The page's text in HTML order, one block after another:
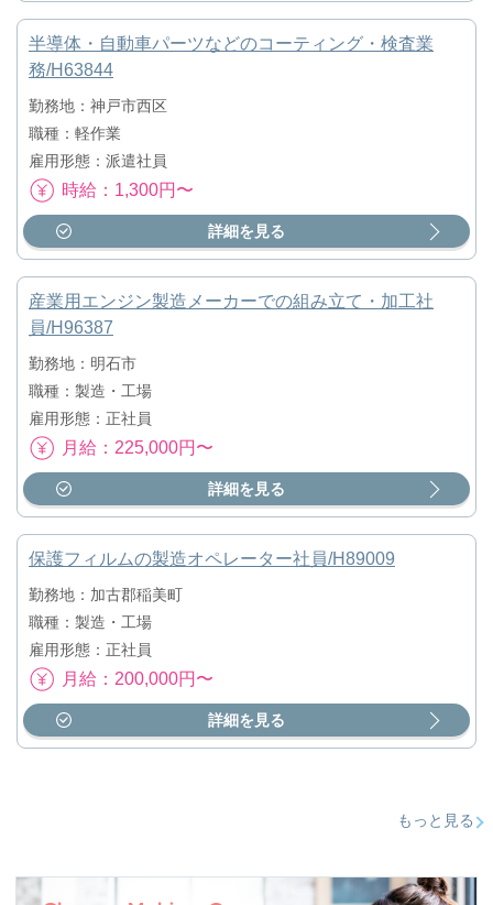
半導体・自動車パーツなどのコーティング・検査業
務/H63844
勤務地：神戸市西区
職種：軽作業
雇用形態：派遣社員
時給：1,300円〜
詳細を見る
産業用エンジン製造メーカーでの組み立て・加工社
員/H96387
勤務地：明石市
職種：製造・工場
雇用形態：正社員
月給：225,000円〜
詳細を見る
保護フィルムの製造オペレーター社員/H89009
勤務地：加古郡稲美町
職種：製造・工場
雇用形態：正社員
月給：200,000円〜
詳細を見る
もっと見る